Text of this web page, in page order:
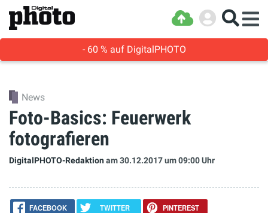
- 60 % auf DigitalPHOTO
News
Foto-Basics: Feuerwerk
fotografieren
DigitalPHOTO-Redaktionam 30.12.2017um 09:00 Uhr
FACEBOOK TWITTER
PINTEREST